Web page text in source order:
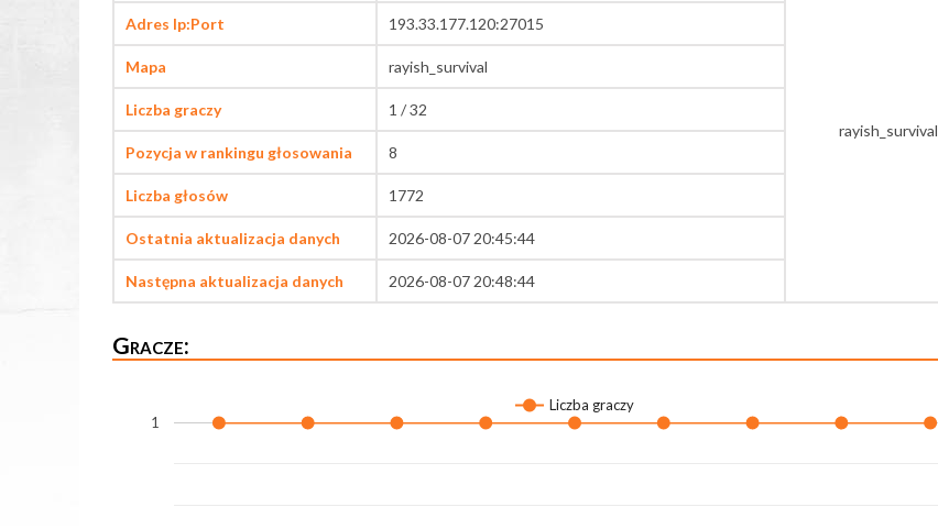
rayish_survival
Adres Ip:Port 193.33.177.120:27015
Mapa rayish_survival
Liczba graczy 1 / 32
Pozycja w rankingu głosowania 8
Liczba głosów 1772
Ostatnia aktualizacja danych 2026-08-07 20:45:44
Następna aktualizacja danych 2026-08-07 20:48:44
Gracze:
Liczba graczy
1